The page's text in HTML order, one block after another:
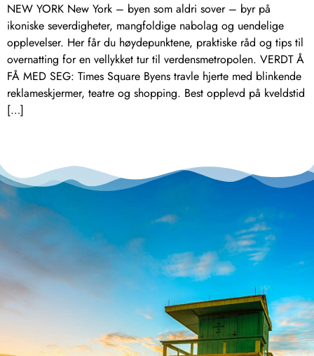
NEW YORK New York – byen som aldri sover – byr på
ikoniske severdigheter, mangfoldige nabolag og uendelige
opplevelser. Her får du høydepunktene, praktiske råd og tips til
overnatting for en vellykket tur til verdensmetropolen. VERDT Å
FÅ MED SEG: Times Square Byens travle hjerte med blinkende
reklameskjermer, teatre og shopping. Best opplevd på kveldstid
[…]